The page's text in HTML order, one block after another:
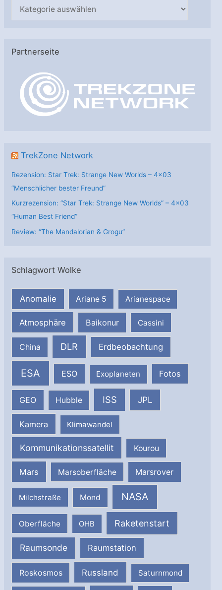
g
Partnerseite
TrekZone Network
Rezension: Star Trek: Strange New Worlds – 4×03
“Menschlicher bester Freund”
Kurzrezension: “Star Trek: Strange New Worlds” – 4×03
“Human Best Friend”
Review: “The Mandalorian & Grogu”
Schlagwort Wolke
Anomalie Ariane 5 Arianespace
Atmosphäre Baikonur Cassini
China DLR Erdbeobachtung
ESA ESO Exoplaneten Fotos
GEO Hubble ISS JPL
Kamera Klimawandel
Kommunikationssatellit Kourou
Mars Marsoberfläche Marsrover
Milchstraße Mond NASA
Oberfläche OHB Raketenstart
Raumsonde Raumstation
Roskosmos Russland Saturnmond